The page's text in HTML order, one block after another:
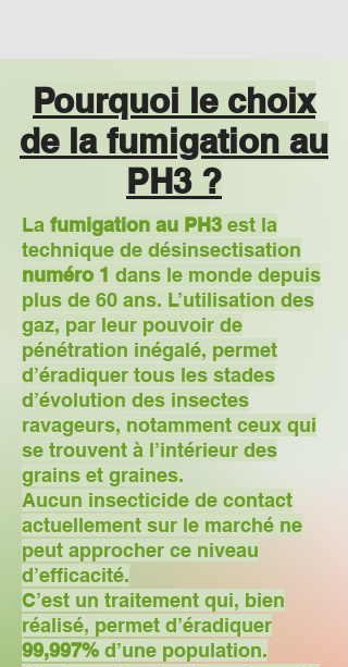
Pourquoi le choix
de la fumigation au
PH3 ?
La fumigation au PH3 est la
technique de désinsectisation
numéro 1 dans le monde depuis
plus de 60 ans. L’utilisation des
gaz, par leur pouvoir de
pénétration inégalé, permet
d’éradiquer tous les stades
d’évolution des insectes
ravageurs, notamment ceux qui
se trouvent à l’intérieur des
grains et graines.
Aucun insecticide de contact
actuellement sur le marché ne
peut approcher ce niveau
d’efficacité.
C’est un traitement qui, bien
réalisé, permet d’éradiquer
99,997% d’une population.